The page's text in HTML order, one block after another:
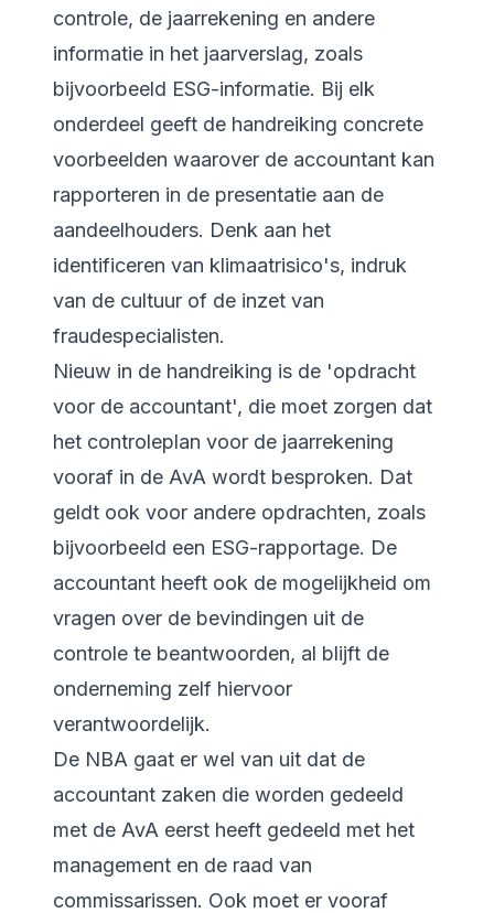
controle, de jaarrekening en andere
informatie in het jaarverslag, zoals
bijvoorbeeld ESG-informatie. Bij elk
onderdeel geeft de handreiking concrete
voorbeelden waarover de accountant kan
rapporteren in de presentatie aan de
aandeelhouders. Denk aan het
identificeren van klimaatrisico's, indruk
van de cultuur of de inzet van
fraudespecialisten.
Nieuw in de handreiking is de 'opdracht
voor de accountant', die moet zorgen dat
het controleplan voor de jaarrekening
vooraf in de AvA wordt besproken. Dat
geldt ook voor andere opdrachten, zoals
bijvoorbeeld een ESG-rapportage. De
accountant heeft ook de mogelijkheid om
vragen over de bevindingen uit de
controle te beantwoorden, al blijft de
onderneming zelf hiervoor
verantwoordelijk.
De NBA gaat er wel van uit dat de
accountant zaken die worden gedeeld
met de AvA eerst heeft gedeeld met het
management en de raad van
commissarissen. Ook moet er vooraf